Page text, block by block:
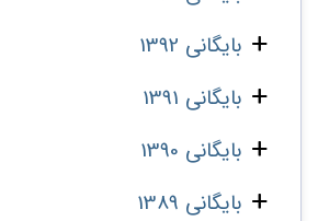
بایگانی 1392
بایگانی 1391
بایگانی 1390
بایگانی 1389